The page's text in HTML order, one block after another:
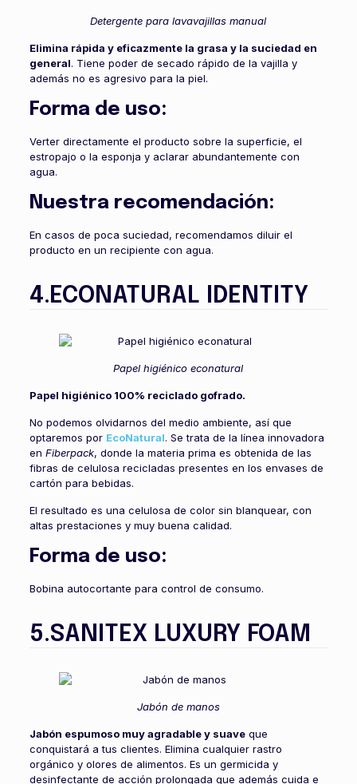
Detergente para lavavajillas manual
Elimina rápida y eficazmente la grasa y la suciedad en
general. Tiene poder de secado rápido de la vajilla y
además no es agresivo para la piel.
Forma de uso:
Verter directamente el producto sobre la superficie, el
estropajo o la esponja y aclarar abundantemente con
agua.
Nuestra recomendación:
En casos de poca suciedad, recomendamos diluir el
producto en un recipiente con agua.
4.ECONATURAL IDENTITY
Papel higiénico econatural
Papel higiénico 100% reciclado gofrado.
No podemos olvidarnos del medio ambiente, así que
optaremos por EcoNatural. Se trata de la línea innovadora
en Fiberpack, donde la materia prima es obtenida de las
fibras de celulosa recicladas presentes en los envases de
cartón para bebidas.
El resultado es una celulosa de color sin blanquear, con
altas prestaciones y muy buena calidad.
Forma de uso:
Bobina autocortante para control de consumo.
5.SANITEX LUXURY FOAM
Jabón de manos
Jabón espumoso muy agradable y suaveque
conquistará a tus clientes. Elimina cualquier rastro
orgánico y olores de alimentos. Es un germicida y
desinfectante de acción prolongada que además cuida e